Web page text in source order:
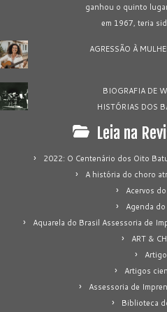
ganhou o quinto
em 1967, teria
AGRESSÃO À
BIOGRAFIA DE
HISTÓRIAS DOS
Leia na
2022: O Centenário dos Oito
A história do choro
Acervos
Agenda
Aquarela do Brasil Assessoria de
ART &
Artigos
Assessoria de
Biblioteca